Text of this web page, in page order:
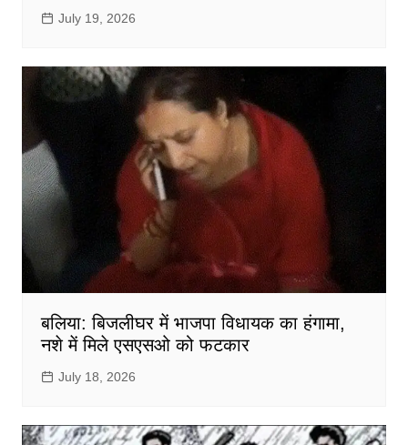
July 19, 2026
बलिया: बिजलीघर में भाजपा विधायक का हंगामा,
नशे में मिले एसएसओ को फटकार
July 18, 2026